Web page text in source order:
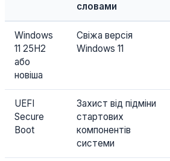
словами
Windows
11 25H2
або
новіша
Свіжа версія
Windows 11
UEFI
Secure
Boot
Захист від підміни
стартових
компонентів
системи